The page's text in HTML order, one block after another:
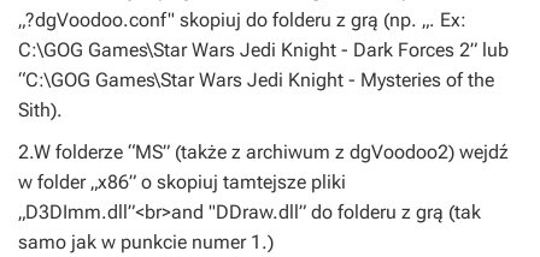
„?dgVoodoo.conf" skopiuj do folderu z grą (np. „. Ex:
C:\GOG Games\Star Wars Jedi Knight - Dark Forces 2” lub
“C:\GOG Games\Star Wars Jedi Knight - Mysteries of the
Sith).
2.W folderze “MS” (także z archiwum z dgVoodoo2) wejdź
w folder „x86” o skopiuj tamtejsze pliki
„D3DImm.dll”<br>and "DDraw.dll” do folderu z grą (tak
samo jak w punkcie numer 1.)